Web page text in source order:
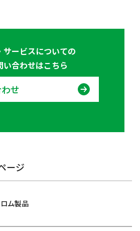
サービスについての
い合わせはこちら
せ
ージ
ム製品